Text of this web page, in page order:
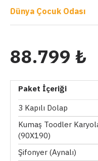
Dünya Çocuk Odası
88.799 ₺
Paket İçeriği
3 Kapılı Dolap
Kumaş Toodler
(90X190)
Şifonyer (Aynalı)